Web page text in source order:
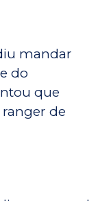
mandar
do
que
de